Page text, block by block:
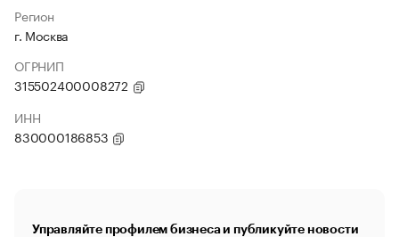
Регион
г. Москва
ОГРНИП
315502400008272
ИНН
830000186853
Управляйте профилем бизнеса и публикуйте новости